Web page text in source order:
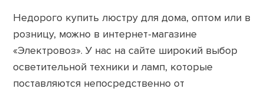
Недорого купить люстру для дома, оптом или в
розницу, можно в интернет-магазине
«Электровоз». У нас на сайте широкий выбор
осветительной техники и ламп, которые
поставляются непосредственно от